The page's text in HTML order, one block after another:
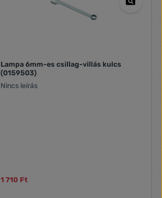
Lampa 6mm-es csillag-villás kulcs
(0159503)
Nincs leírás
1 710 Ft